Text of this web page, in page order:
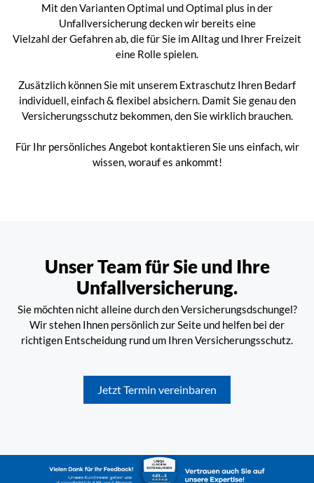
Mit den Varianten Optimal und Optimal plus in der
Unfallversicherung decken wir bereits eine
Vielzahl der Gefahren ab, die für Sie im Alltag und Ihrer Freizeit
eine Rolle spielen.
Zusätzlich können Sie mit unserem Extraschutz Ihren Bedarf
individuell, einfach & flexibel absichern. Damit Sie genau den
Versicherungsschutz bekommen, den Sie wirklich brauchen.
Für Ihr persönliches Angebot kontaktieren Sie uns einfach, wir
wissen, worauf es ankommt!
Unser Team für Sie und Ihre
Unfallversicherung.
Sie möchten nicht alleine durch den Versicherungsdschungel?
Wir stehen Ihnen persönlich zur Seite und helfen bei der
richtigen Entscheidung rund um Ihren Versicherungsschutz.
Jetzt Termin vereinbaren